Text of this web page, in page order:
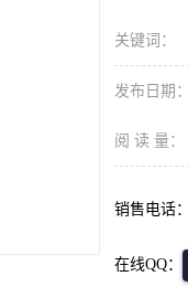
关键词：
发布日期：
阅 读 量：
销售电话：
在线QQ：